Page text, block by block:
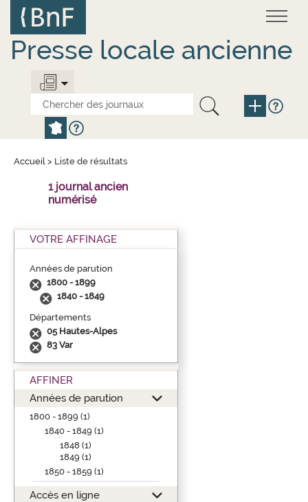
contenu
principal
Presse locale ancienne
Accueil > Liste de résultats
1 journal ancien
numérisé
VOTRE AFFINAGE
Années de parution
1800 - 1899
1840 - 1849
Départements
05 Hautes-Alpes
83 Var
AFFINER
Années de parution
1800 - 1899 (1)
1840 - 1849 (1)
1848 (1)
1849 (1)
1850 - 1859 (1)
Accès en ligne
Panneau de gestion des cookies